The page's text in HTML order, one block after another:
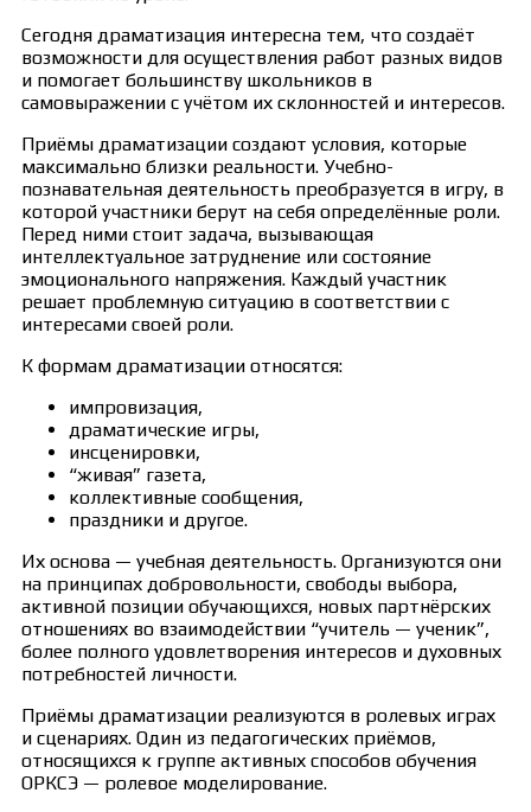
Сегодня драматизация интересна тем, что создаёт
возможности для осуществления работ разных видов
и помогает большинству школьников в
самовыражении с учётом их склонностей и интересов.
Приёмы драматизации создают условия, которые
максимально близки реальности. Учебно-
познавательная деятельность преобразуется в игру, в
которой участники берут на себя определённые роли.
Перед ними стоит задача, вызывающая
интеллектуальное затруднение или состояние
эмоционального напряжения. Каждый участник
решает проблемную ситуацию в соответствии с
интересами своей роли.
К формам драматизации относятся:
импровизация,
драматические игры,
инсценировки,
“живая” газета,
коллективные сообщения,
праздники и другое.
Их основа — учебная деятельность. Организуются они
на принципах добровольности, свободы выбора,
активной позиции обучающихся, новых партнёрских
отношениях во взаимодействии “учитель — ученик”,
более полного удовлетворения интересов и духовных
потребностей личности.
Приёмы драматизации реализуются в ролевых играх
и сценариях. Один из педагогических приёмов,
относящихся к группе активных способов обучения
ОРКСЭ — ролевое моделирование.